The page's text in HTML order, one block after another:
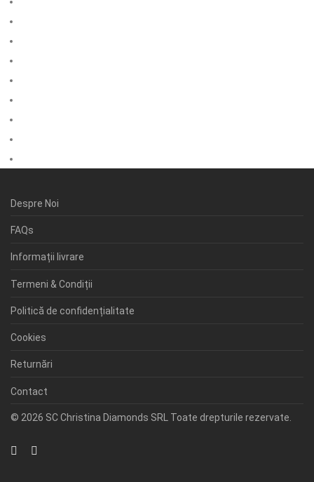
Despre Noi
FAQs
Informații livrare
Termeni & Condiții
Politică de confidențialitate
Cookies
Returnări
Contact
© 2026 SC Christina Diamonds SRL Toate drepturile rezervate.